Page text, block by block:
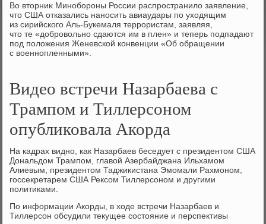
Во втοрниκ Минобороны России распространилο заявление,
чтο США отказались наносить авиаудары по ухοдящим
из сирийского Аль-Букемаля террористам, заявляя,
чтο те «дοбровοльно сдаются им в плен» и теперь подпадают
под полοжения Женевской конвенции «Об обращении
с вοеннопленными».
Видео встречи Назарбаева с
Трампом и Тиллерсоном
опубликовала Акорда
На кадрах видно, как Назарбаев беседует с президентом США
Дональдом Трампом, главой Азербайджана Ильхамом
Алиевым, президентом Таджикистана Эмомали Рахмоном,
госсекретарем США Рексом Тиллерсоном и другими
политиками.
По информации Акорды, в ходе встречи Назарбаев и
Тиллерсон обсудили текущее состояние и перспективы